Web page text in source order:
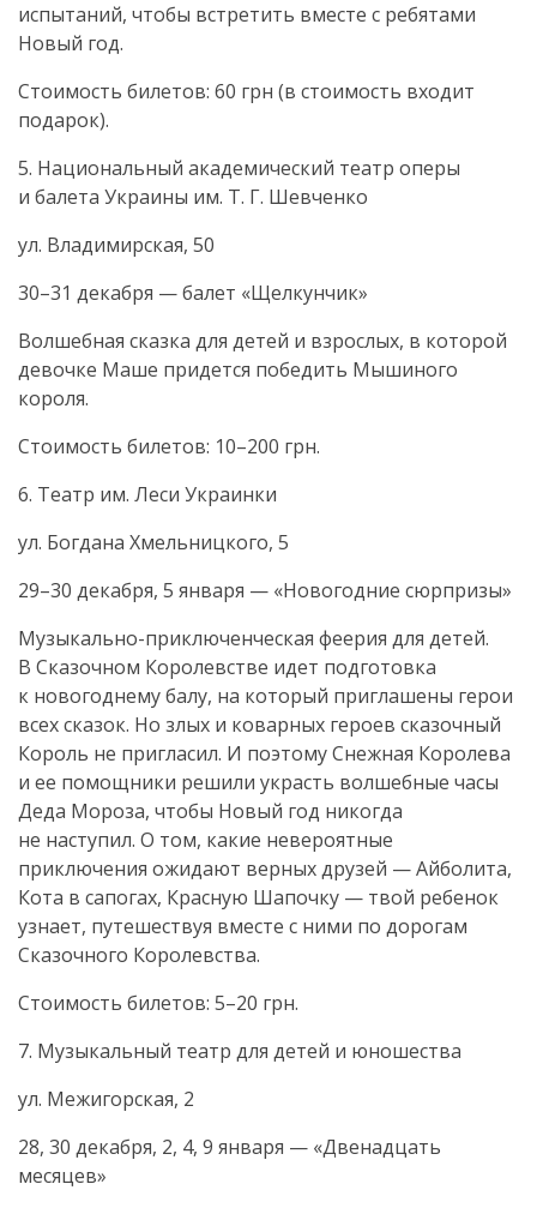
испытаний, чтобы встретить вместе с ребятами
Новый год.
Стоимость билетов: 60 грн (в стоимость входит
подарок).
5. Национальный академический театр оперы
и балета Украины им. Т. Г. Шевченко
ул. Владимирская, 50
30–31 декабря — балет «Щелкунчик»
Волшебная сказка для детей и взрослых, в которой
девочке Маше придется победить Мышиного
короля.
Стоимость билетов: 10–200 грн.
6. Театр им. Леси Украинки
ул. Богдана Хмельницкого, 5
29–30 декабря, 5 января — «Новогодние сюрпризы»
Музыкально-приключенческая феерия для детей.
В Сказочном Королевстве идет подготовка
к новогоднему балу, на который приглашены герои
всех сказок. Но злых и коварных героев сказочный
Король не пригласил. И поэтому Снежная Королева
и ее помощники решили украсть волшебные часы
Деда Мороза, чтобы Новый год никогда
не наступил. О том, какие невероятные
приключения ожидают верных друзей — Айболита,
Кота в сапогах, Красную Шапочку — твой ребенок
узнает, путешествуя вместе с ними по дорогам
Сказочного Королевства.
Стоимость билетов: 5–20 грн.
7. Музыкальный театр для детей и юношества
ул. Межигорская, 2
28, 30 декабря, 2, 4, 9 января — «Двенадцать
месяцев»